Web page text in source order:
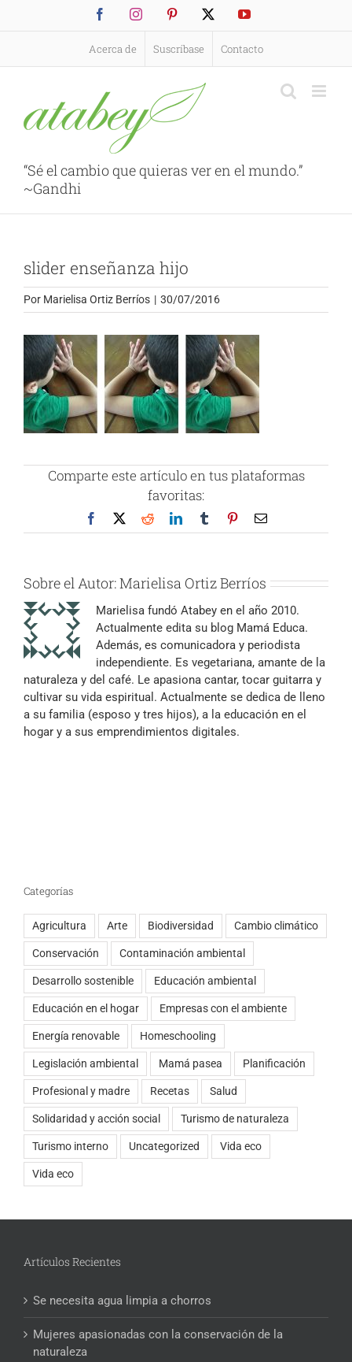
FacebookInstagramPinterest YouTube
Acerca de Suscríbase Contacto
“Sé el cambio que quieras ver en el mundo.”
~Gandhi
slider enseñanza hijo
Por Marielisa Ortiz Berríos | 30/07/2016
Comparte este artículo en tus plataformas
favoritas:
Facebook RedditLinkedInTumblr PinterestCorreo
electrónico
Sobre el Autor:Marielisa Ortiz Berríos
Marielisa fundó Atabey en el año 2010.
Actualmente edita su blog Mamá Educa.
Además, es comunicadora y periodista
independiente. Es vegetariana, amante de la
naturaleza y del café. Le apasiona cantar, tocar guitarra y
cultivar su vida espiritual. Actualmente se dedica de lleno
a su familia (esposo y tres hijos), a la educación en el
hogar y a sus emprendimientos digitales.
Categorías
Agricultura Arte Biodiversidad Cambio climático
Conservación Contaminación ambiental
Desarrollo sostenible Educación ambiental
Educación en el hogar Empresas con el ambiente
Energía renovable Homeschooling
Legislación ambiental Mamá pasea Planificación
Profesional y madre Recetas Salud
Solidaridad y acción social Turismo de naturaleza
Turismo interno Uncategorized Vida eco
Vida eco
Artículos Recientes
Se necesita agua limpia a chorros
Mujeres apasionadas con la conservación de la
naturaleza